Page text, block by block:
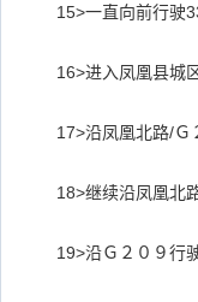
15>一直向前行驶
16>进入凤凰县城
17>沿凤凰北路/Ｇ
18>继续沿凤凰北
19>沿Ｇ２０９行